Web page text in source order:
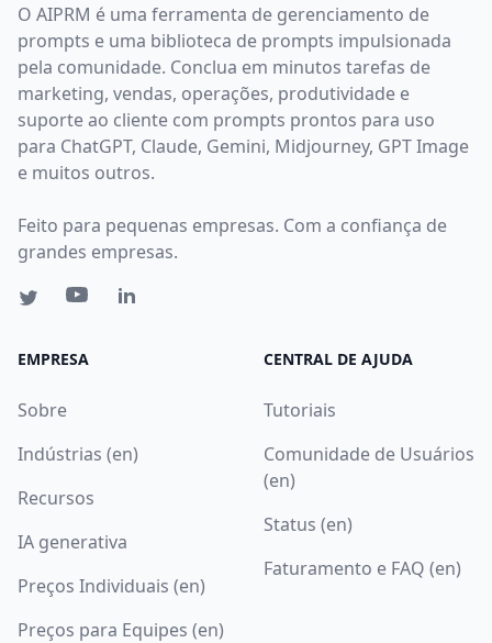
O AIPRM é uma ferramenta de gerenciamento de
prompts e uma biblioteca de prompts impulsionada
pela comunidade. Conclua em minutos tarefas de
marketing, vendas, operações, produtividade e
suporte ao cliente com prompts prontos para uso
para ChatGPT, Claude, Gemini, Midjourney, GPT Image
e muitos outros.
Feito para pequenas empresas. Com a confiança de
grandes empresas.
EMPRESA
Sobre
Indústrias (en)
Recursos
IA generativa
Preços Individuais (en)
Preços para Equipes (en)
CENTRAL DE AJUDA
Tutoriais
Comunidade de Usuários
(en)
Status (en)
Faturamento e FAQ (en)